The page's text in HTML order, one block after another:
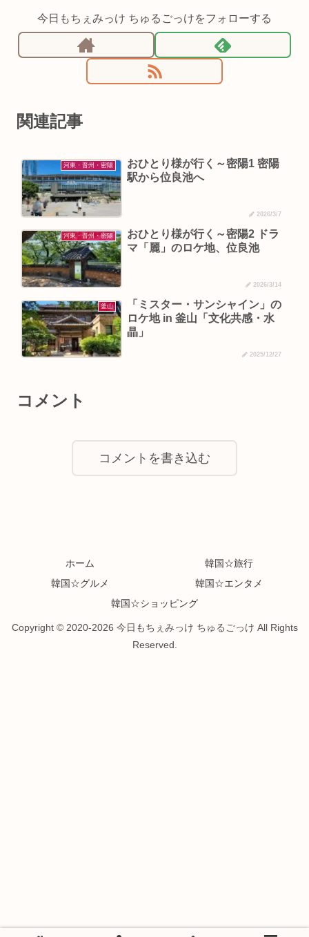
今日もちぇみっけ ちゅるごっけをフォローする
関連記事
河東・晋州・密陽
おひとり様が行く～密陽1 密陽
駅から位良池へ
2026/3/7
河東・晋州・密陽
おひとり様が行く～密陽2 ドラ
マ「麗」のロケ地、位良池
2026/3/14
釜山
「ミスター・サンシャイン」の
ロケ地 in 釜山「文化共感・水
晶」
2025/12/27
コメント
コメントを書き込む
ホーム
韓国☆旅行
韓国☆グルメ
韓国☆エンタメ
韓国☆ショッピング
Copyright © 2020-2026 今日もちぇみっけ ちゅるごっけ All Rights
Reserved.